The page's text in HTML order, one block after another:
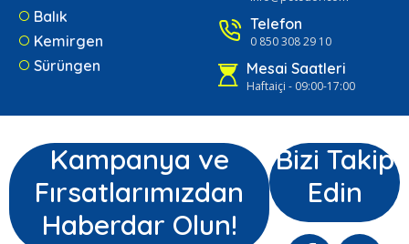
Balık
Kemirgen
Sürüngen
Telefon
0 850 308 29 10
Mesai Saatleri
Haftaiçi - 09:00-17:00
Kampanya ve
Fırsatlarımızdan
Haberdar Olun!
Bizi Takip
Edin